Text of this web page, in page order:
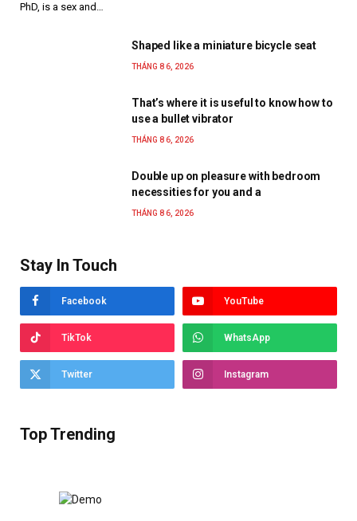
PhD, is a sex and…
Shaped like a miniature bicycle seat
THÁNG 8 6, 2026
That’s where it is useful to know how to
use a bullet vibrator
THÁNG 8 6, 2026
Double up on pleasure with bedroom
necessities for you and a
THÁNG 8 6, 2026
Stay In Touch
Facebook YouTube
TikTok WhatsApp
Twitter Instagram
Top Trending